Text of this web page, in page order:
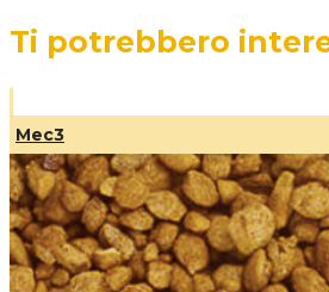
Ti potrebbero
Mec3